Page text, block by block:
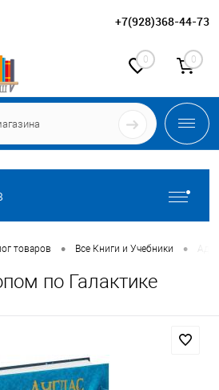
+7(928)368-44-73
0 0
товаров • Все Книги и Учебники •
по Галактике